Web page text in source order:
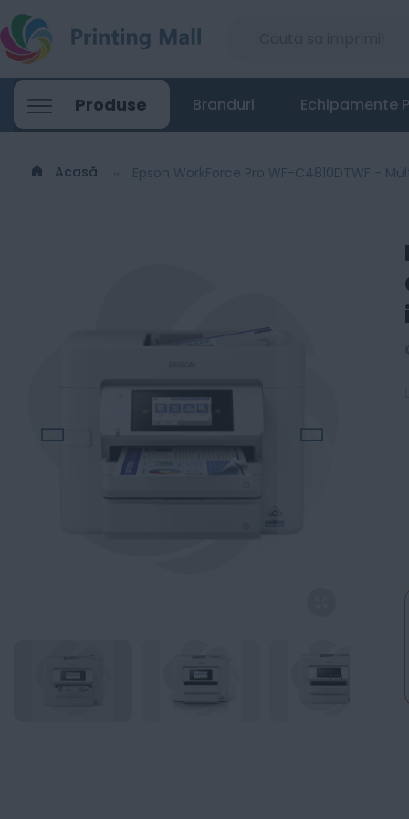
Produse Branduri Echipamente
Acasă Epson WorkForce Pro WF-C4810DTWF -